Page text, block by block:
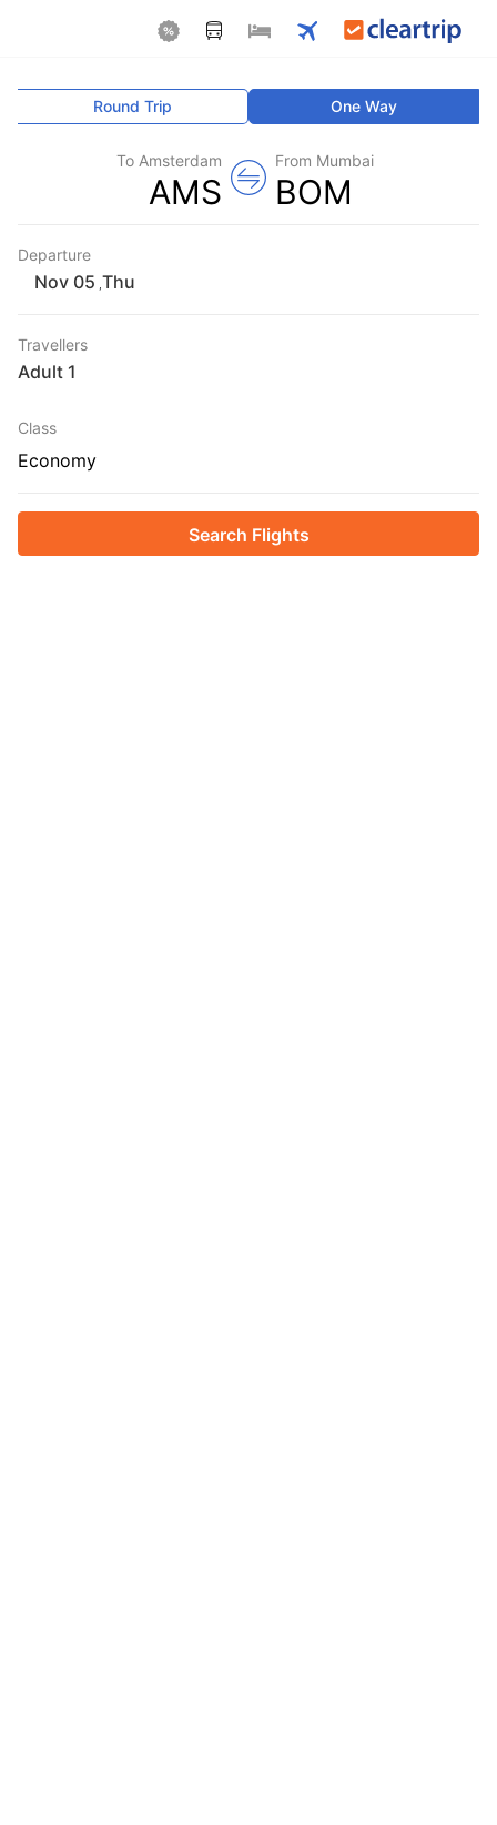
One Way
Round Trip
From Mumbai
BOM
To Amsterdam
AMS
Departure
Thu
Travellers
1 Adult
Class
Economy